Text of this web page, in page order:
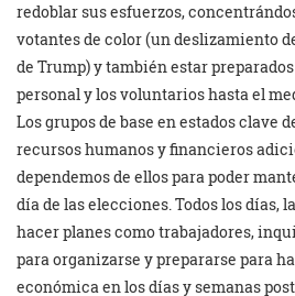
redoblar sus esfuerzos,
votantes de color (un deslizamiento
de Trump) y también estar
personal y los voluntarios hasta el
Los grupos de base en estados clave
recursos humanos y financieros
dependemos de ellos para poder
día de las elecciones. Todos los días,
hacer planes como trabajadores,
para organizarse y prepararse para
económica en los días y semanas